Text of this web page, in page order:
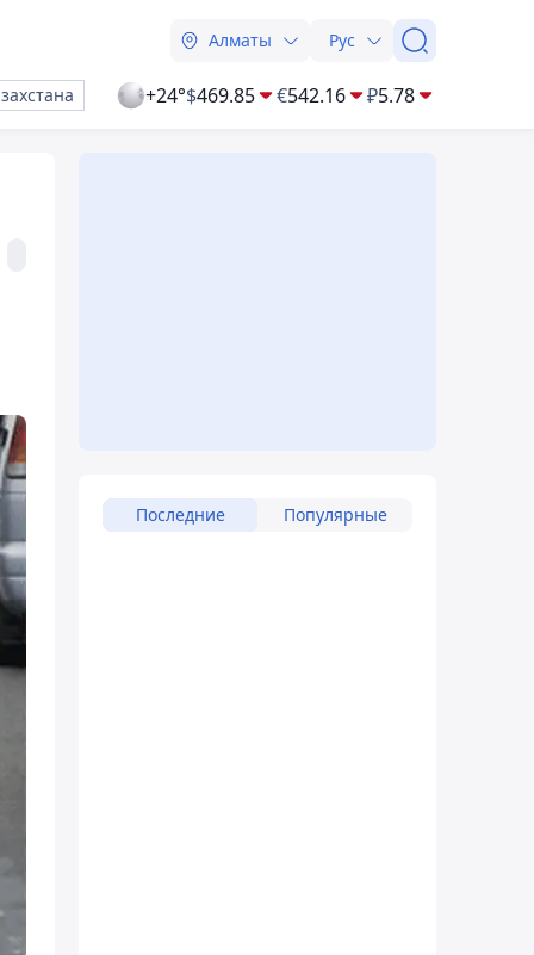
Алматы Рус
+24°$469.85 €542.16 ₽5.78
Последние Популярные